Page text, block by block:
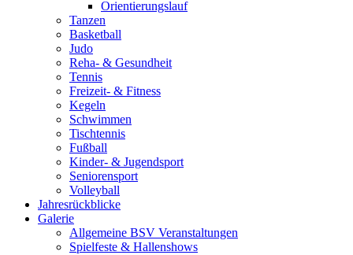
Orientierungslauf
Tanzen
Basketball
Judo
Reha- & Gesundheit
Tennis
Freizeit- & Fitness
Kegeln
Schwimmen
Tischtennis
Fußball
Kinder- & Jugendsport
Seniorensport
Volleyball
Jahresrückblicke
Galerie
Allgemeine BSV Veranstaltungen
Spielfeste & Hallenshows